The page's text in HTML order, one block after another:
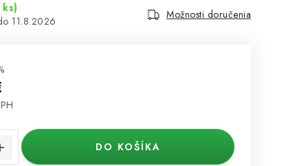
11.8.2026
Možnosti doručenia
DO KOŠÍKA